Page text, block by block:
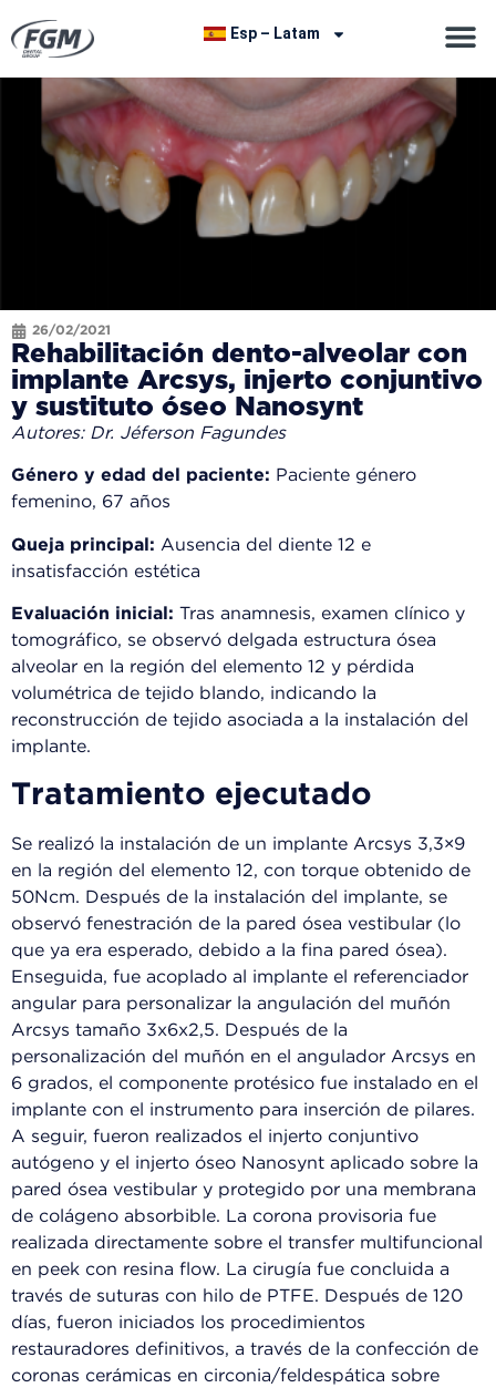
Esp – Latam
26/02/2021
Rehabilitación dento-alveolar con
implante Arcsys, injerto conjuntivo
y sustituto óseo Nanosynt
Autores: Dr. Jéferson Fagundes
Género y edad del paciente: Paciente género
femenino, 67 años
Queja principal: Ausencia del diente 12 e
insatisfacción estética
Evaluación inicial: Tras anamnesis, examen clínico y
tomográfico, se observó delgada estructura ósea
alveolar en la región del elemento 12 y pérdida
volumétrica de tejido blando, indicando la
reconstrucción de tejido asociada a la instalación del
implante.
Tratamiento ejecutado
Se realizó la instalación de un implante Arcsys 3,3×9
en la región del elemento 12, con torque obtenido de
50Ncm. Después de la instalación del implante, se
observó fenestración de la pared ósea vestibular (lo
que ya era esperado, debido a la fina pared ósea).
Enseguida, fue acoplado al implante el referenciador
angular para personalizar la angulación del muñón
Arcsys tamaño 3x6x2,5. Después de la
personalización del muñón en el angulador Arcsys en
6 grados, el componente protésico fue instalado en el
implante con el instrumento para inserción de pilares.
A seguir, fueron realizados el injerto conjuntivo
autógeno y el injerto óseo Nanosynt aplicado sobre la
pared ósea vestibular y protegido por una membrana
de colágeno absorbible. La corona provisoria fue
realizada directamente sobre el transfer multifuncional
en peek con resina flow. La cirugía fue concluida a
través de suturas con hilo de PTFE. Después de 120
días, fueron iniciados los procedimientos
restauradores definitivos, a través de la confección de
coronas cerámicas en circonia/feldespática sobre